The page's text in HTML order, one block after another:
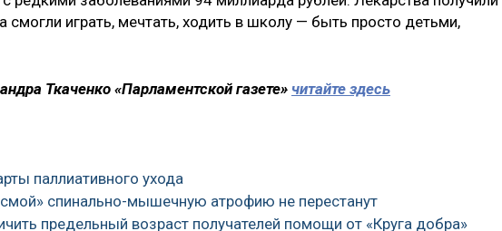
смогли играть, мечтать, ходить в школу — быть просто детьми,
Ткаченко «Парламентской газете» читайте здесь
паллиативного ухода
спинально-мышечную атрофию не перестанут
предельный возраст получателей помощи от «Круга добра»